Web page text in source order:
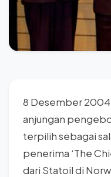
8 Desember
anjungan
terpilih sebagai
penerima ‘The
dari Statoil di